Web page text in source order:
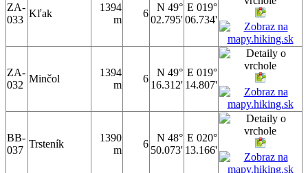
ZA-
033
Kľak
1394
m
6
N 49°
02.795'
E 019°
06.734'
ZA-
032
Minčol
1394
m
6
N 49°
16.312'
E 019°
14.807'
BB-
037
Trsteník
1390
m
6
N 48°
50.073'
E 020°
13.166'